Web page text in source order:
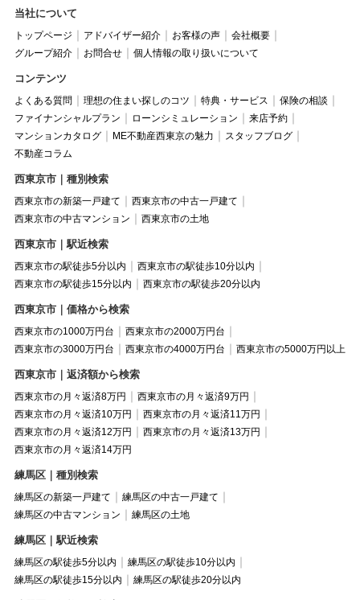
当社について
トップページ アドバイザー紹介 お客様の声
会社概要
グループ紹介
お問合せ 個人情報の取り扱いについて
コンテンツ
よくある質問 理想の住まい探しのコツ 特典・サービス
保険の相談
ファイナンシャルプラン
ローンシミュレーション
来店予約
マンションカタログ
ME不動産西東京の魅力
スタッフブログ
不動産コラム
西東京市｜種別検索
西東京市の新築一戸建て
西東京市の中古一戸建て
西東京市の中古マンション
西東京市の土地
西東京市｜駅近検索
西東京市の駅徒歩5分以内
西東京市の駅徒歩10分以内
西東京市の駅徒歩15分以内
西東京市の駅徒歩20分以内
西東京市｜価格から検索
西東京市の1000万円台
西東京市の2000万円台
西東京市の3000万円台
西東京市の4000万円台 西東京市の5000万円以上
西東京市｜返済額から検索
西東京市の月々返済8万円
西東京市の月々返済9万円
西東京市の月々返済10万円
西東京市の月々返済11万円
西東京市の月々返済12万円
西東京市の月々返済13万円
西東京市の月々返済14万円
練馬区｜種別検索
練馬区の新築一戸建て
練馬区の中古一戸建て
練馬区の中古マンション
練馬区の土地
練馬区｜駅近検索
練馬区の駅徒歩5分以内
練馬区の駅徒歩10分以内
練馬区の駅徒歩15分以内
練馬区の駅徒歩20分以内